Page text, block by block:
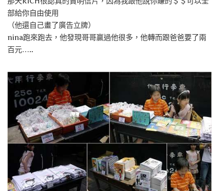
部給你自由使用
（他還自己畫了廣告立牌）
nina跑來跑去，他發現哥哥贏過他很多，他轉而跟爸爸要了兩
百元…..